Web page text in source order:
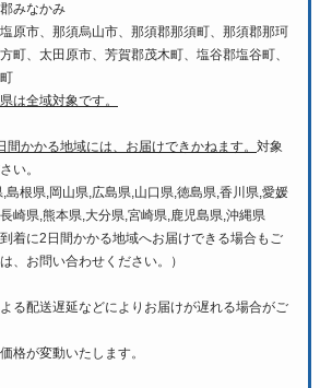
みなかみ
原市、那須烏山市、那須郡那須町、那須郡那珂
町、太田原市、芳賀郡茂木町、塩谷郡塩谷町、
は全域対象です。
かかる地域には、お届けできかねます。 対象
い。
島根県,岡山県,広島県,山口県,徳島県,香川県,愛媛
崎県,熊本県,大分県,宮崎県,鹿児島県,沖縄県
着に2日間かかる地域へお届けできる場合もご
、お問い合わせください。）
る配送遅延などによりお届けが遅れる場合がご
格が変動いたします。